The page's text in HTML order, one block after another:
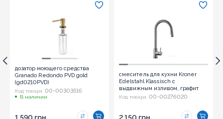
дозатор моющего средства
Granado Redondo PVD gold
(gd0210PVD)
Код товара: 00-00303516
В наличии
смеситель для кухни Kroner
Edelstahl Klassisch с
выдвижным изливом, графит
(Klassisch-PVD03915) CV032283
Код товара: 00-00276020